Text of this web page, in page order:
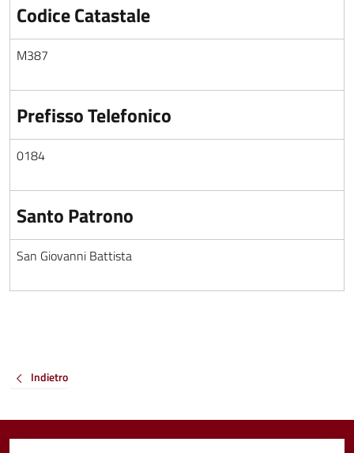
Codice Catastale
M387
Prefisso Telefonico
0184
Santo Patrono
San Giovanni Battista
Indietro